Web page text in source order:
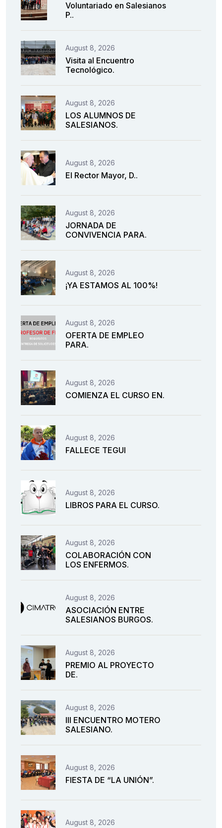
Voluntariado en Salesianos
P..
August 8, 2026
Visita al Encuentro
Tecnológico.
August 8, 2026
LOS ALUMNOS DE
SALESIANOS.
August 8, 2026
El Rector Mayor, D..
August 8, 2026
JORNADA DE
CONVIVENCIA PARA.
August 8, 2026
¡YA ESTAMOS AL 100%!
August 8, 2026
OFERTA DE EMPLEO
PARA.
August 8, 2026
COMIENZA EL CURSO EN.
August 8, 2026
FALLECE TEGUI
August 8, 2026
LIBROS PARA EL CURSO.
August 8, 2026
COLABORACIÓN CON
LOS ENFERMOS.
August 8, 2026
ASOCIACIÓN ENTRE
SALESIANOS BURGOS.
August 8, 2026
PREMIO AL PROYECTO
DE.
August 8, 2026
III ENCUENTRO MOTERO
SALESIANO.
August 8, 2026
FIESTA DE “LA UNIÓN”.
August 8, 2026